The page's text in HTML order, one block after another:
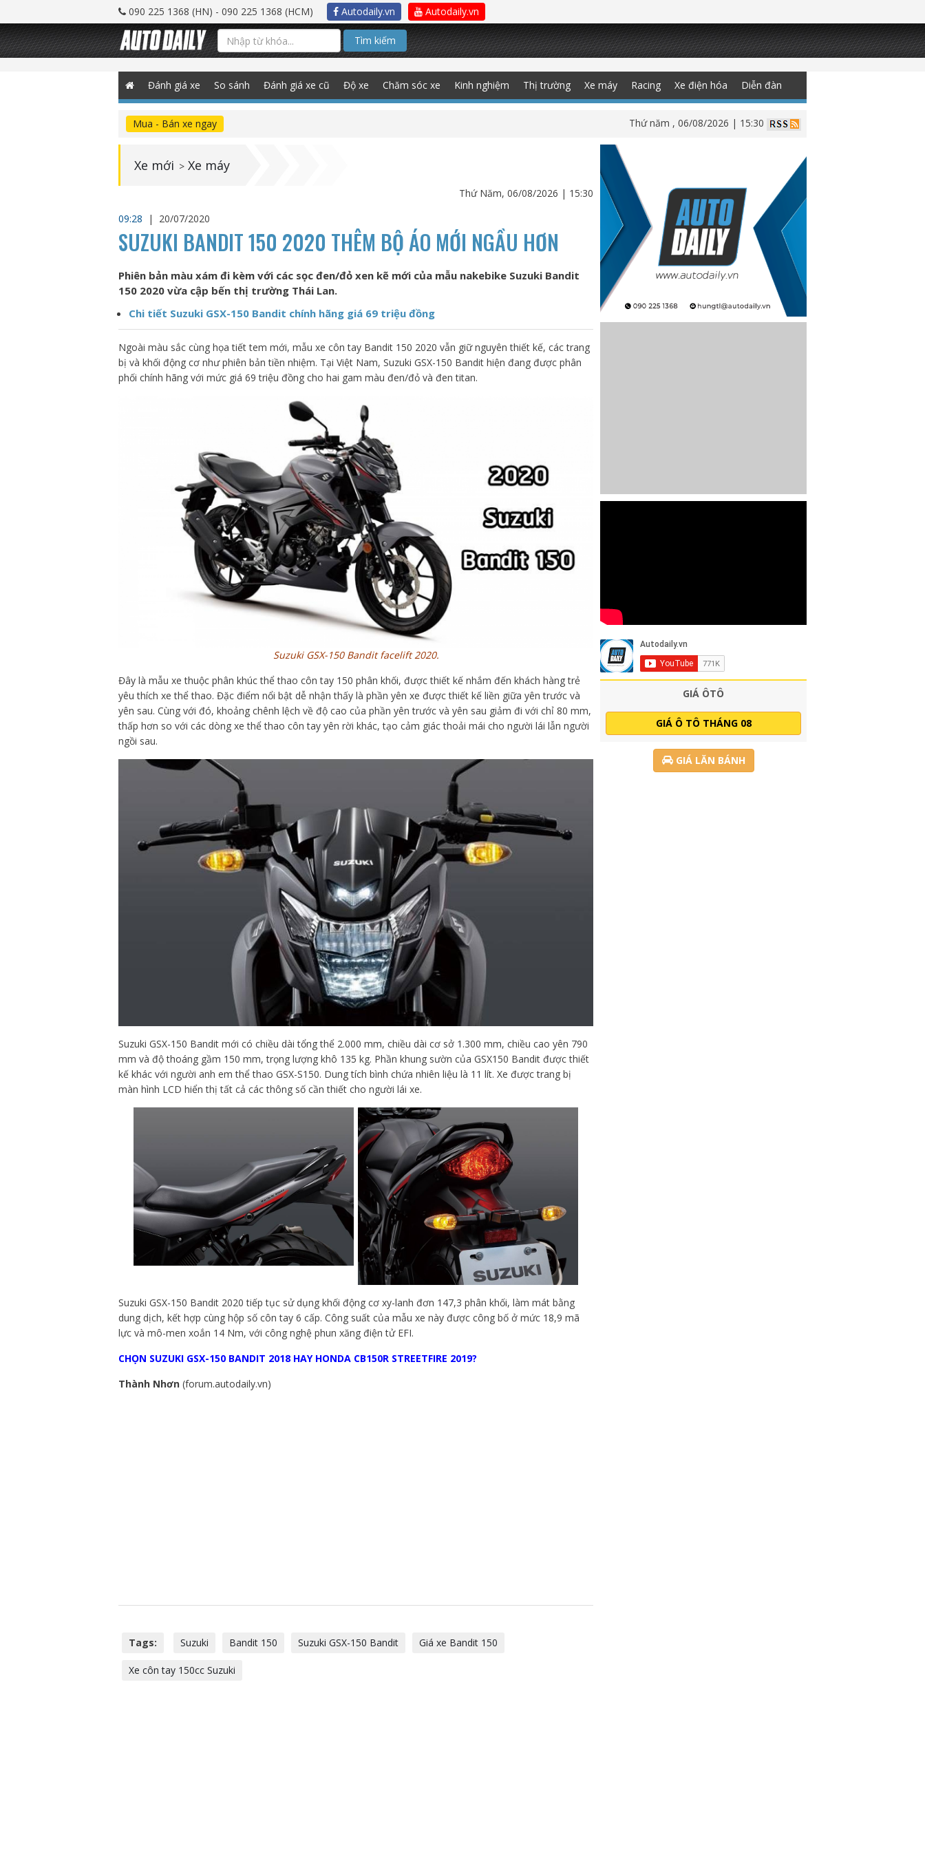
090 225 1368 (HN) - 090 225 1368 (HCM) Autodaily.vn Autodaily.vn
Tìm kiếm
Đánh giá xe So sánh Đánh giá xe cũ Độ xe Chăm sóc xe Kinh nghiệm Thị trường Xe máy Racing Xe điện hóa Diễn đàn
Mua - Bán xe ngay Thứ năm , 06/08/2026 | 15:30
Xe mới > Xe máy
Thứ Năm, 06/08/2026 | 15:30
09:28
| 20/07/2020
SUZUKI BANDIT 150 2020 THÊM BỘ ÁO MỚI NGẦU HƠN
Phiên bản màu xám đi kèm với các sọc đen/đỏ xen kẽ mới của mẫu nakebike Suzuki Bandit
150 2020 vừa cập bến thị trường Thái Lan.
Chi tiết Suzuki GSX-150 Bandit chính hãng giá 69 triệu đồng
Ngoài màu sắc cùng họa tiết tem mới, mẫu xe côn tay Bandit 150 2020 vẫn giữ nguyên thiết kế, các trang
bị và khối động cơ như phiên bản tiền nhiệm. Tại Việt Nam, Suzuki GSX-150 Bandit hiện đang được phân
phối chính hãng với mức giá 69 triệu đồng cho hai gam màu đen/đỏ và đen titan.
Suzuki GSX-150 Bandit facelift 2020.
Đây là mẫu xe thuộc phân khúc thể thao côn tay 150 phân khối, được thiết kế nhắm đến khách hàng trẻ
yêu thích xe thể thao. Đặc điểm nổi bật dễ nhận thấy là phần yên xe được thiết kế liền giữa yên trước và
yên sau. Cùng với đó, khoảng chênh lệch về độ cao của phần yên trước và yên sau giảm đi với chỉ 80 mm,
thấp hơn so với các dòng xe thể thao côn tay yên rời khác, tạo cảm giác thoải mái cho người lái lẫn người
ngồi sau.
Suzuki GSX-150 Bandit mới có chiều dài tổng thể 2.000 mm, chiều dài cơ sở 1.300 mm, chiều cao yên 790
mm và độ thoáng gầm 150 mm, trọng lượng khô 135 kg. Phần khung sườn của GSX150 Bandit được thiết
kế khác với người anh em thể thao GSX-S150. Dung tích bình chứa nhiên liệu là 11 lít. Xe được trang bị
màn hình LCD hiển thị tất cả các thông số cần thiết cho người lái xe.
Suzuki GSX-150 Bandit 2020 tiếp tục sử dụng khối động cơ xy-lanh đơn 147,3 phân khối, làm mát bằng
dung dịch, kết hợp cùng hộp số côn tay 6 cấp. Công suất của mẫu xe này được công bố ở mức 18,9 mã
lực và mô-men xoắn 14 Nm, với công nghệ phun xăng điện tử EFI.
CHỌN SUZUKI GSX-150 BANDIT 2018 HAY HONDA CB150R STREETFIRE 2019?
Thành Nhơn (forum.autodaily.vn)
Tags: Suzuki Bandit 150 Suzuki GSX-150 Bandit Giá xe Bandit 150
Xe côn tay 150cc Suzuki
GIÁ ÔTÔ
GIÁ Ô TÔ THÁNG 08
GIÁ LĂN BÁNH